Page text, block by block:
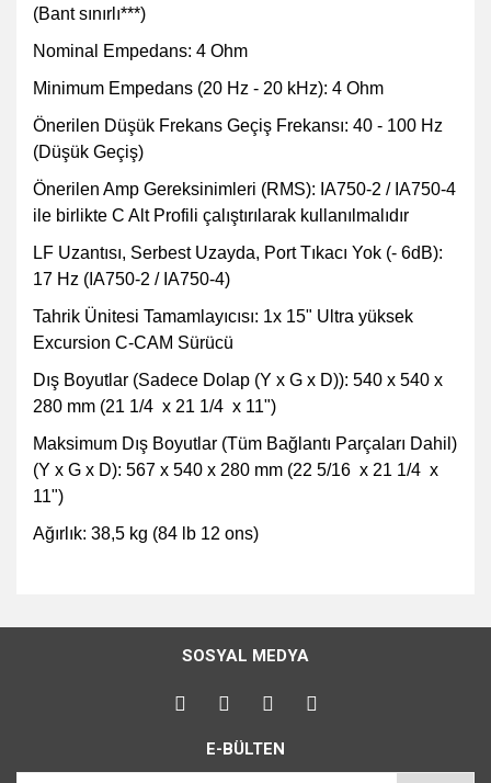
(Bant sınırlı***)
Nominal Empedans: 4 Ohm
Minimum Empedans (20 Hz - 20 kHz): 4 Ohm
Önerilen Düşük Frekans Geçiş Frekansı: 40 - 100 Hz
(Düşük Geçiş)
Önerilen Amp Gereksinimleri (RMS): IA750-2 / IA750-4
ile birlikte C Alt Profili çalıştırılarak kullanılmalıdır
LF Uzantısı, Serbest Uzayda, Port Tıkacı Yok (- 6dB):
17 Hz (IA750-2 / IA750-4)
Tahrik Ünitesi Tamamlayıcısı: 1x 15" Ultra yüksek
Excursion C-CAM Sürücü
Dış Boyutlar (Sadece Dolap (Y x G x D)): 540 x 540 x
280 mm (21 1/4 x 21 1/4 x 11")
Maksimum Dış Boyutlar (Tüm Bağlantı Parçaları Dahil)
(Y x G x D): 567 x 540 x 280 mm (22 5/16 x 21 1/4 x
11")
Ağırlık: 38,5 kg (84 lb 12 ons)
konularda yetersiz gördüğünüz noktaları öneri formunu
kullanarak tarafımıza iletebilirsiniz.
Görüş ve önerileriniz için teşekkür ederiz.
Ürün açıklamasında eksik bilgiler bulunuyor.
SOSYAL MEDYA
E-BÜLTEN